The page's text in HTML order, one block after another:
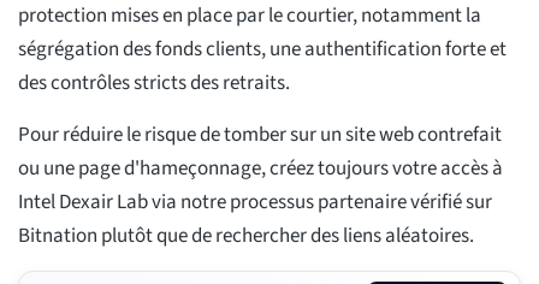
protection mises en place par le courtier, notamment la
ségrégation des fonds clients, une authentification forte et
des contrôles stricts des retraits.
Pour réduire le risque de tomber sur un site web contrefait
ou une page d'hameçonnage, créez toujours votre accès à
Intel Dexair Lab via notre processus partenaire vérifié sur
Bitnation plutôt que de rechercher des liens aléatoires.